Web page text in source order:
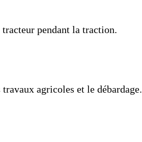
pendant la traction.
agricoles et le débardage.